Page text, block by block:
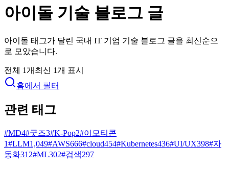
아이돌 기술 블로그 글
아이돌 태그가 달린 국내 IT 기업 기술 블로그 글을 최신순으
로 모았습니다.
전체 1개 최신 1개 표시
홈에서 필터
관련 태그
#MD4#굿즈3#K-Pop2#이모티콘
1#LLM1,049#AWS666#cloud454#Kubernetes436#UI/UX398#자
동화312#ML302#검색297